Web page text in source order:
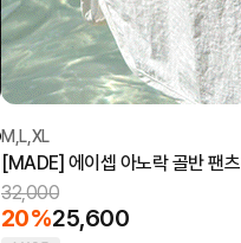
M,L,XL
[MADE] 에이셉 아노락 골반 팬츠
32,000
20%25,600